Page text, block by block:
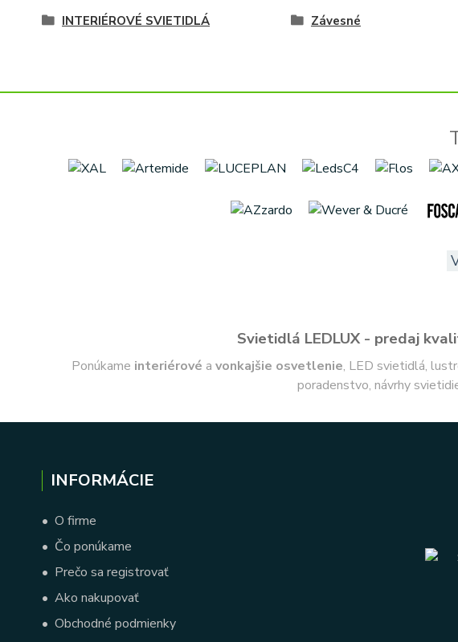
INTERIÉROVÉ SVIETIDLÁ Závesné
Svietidlá LEDLUX - predaj
Ponúkame interiérové a vonkajšie osvetlenie, LED svietidlá,
poradenstvo, návrhy
INFORMÁCIE
• O firme
• Čo ponúkame
• Prečo sa registrovať
• Ako nakupovať
• Obchodné podmienky